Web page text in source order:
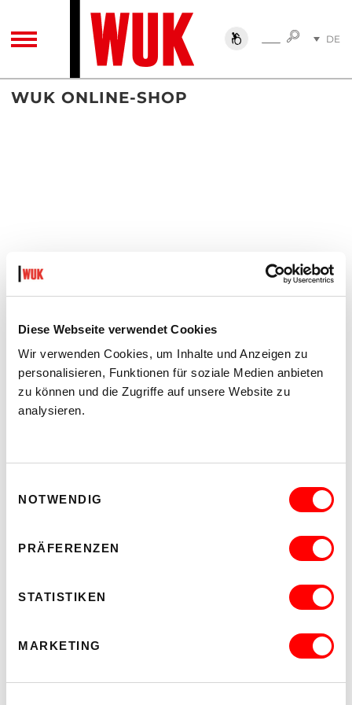
Diese Webseite verwendet Cookies
Wir verwenden Cookies, um Inhalte und Anzeigen zu
personalisieren, Funktionen für soziale Medien anbieten
zu können und die Zugriffe auf unsere Website zu
analysieren.
NOTWENDIG
PRÄFERENZEN
STATISTIKEN
MARKETING
TOGGLE NAVIGATIONSUCHESUCHE
DE
WUK ONLINE-SHOP